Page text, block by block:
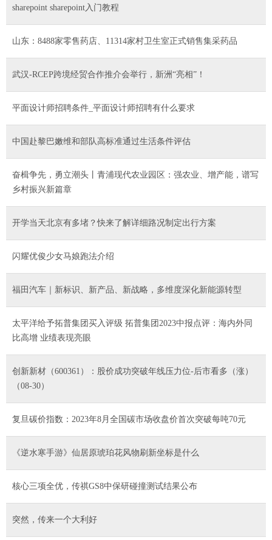
sharepoint sharepoint入门教程
山东：8488家零售药店、11314家村卫生室正式销售集采药品
武汉-RCEP跨境经贸合作推介会举行，新洲“亮相”！
平面设计师招聘条件_平面设计师招聘有什么要求
中国赴黎巴嫩维和部队高标准通过生活条件评估
奋楫争先，勇立潮头丨青浦现代农业园区：强农业、增产能，谱写
乡村振兴新篇章
开学当天北京有多堵？快来了解详细路况制定出行方案
闪耀优俊少女马娘跑法介绍
福田汽车｜新标识、新产品、新战略，多维度深化新能源转型
太平洋给予拓普集团买入评级 拓普集团2023中报点评：海内外同
比高增 业绩表现亮眼
创新新材（600361）：股价成功突破年线压力位-后市看多（涨）
（08-30）
复旦碳价指数：2023年8月全国碳市场收盘价首次突破每吨70元
《逆水寒手游》仙居原琥珀花风物刷新坐标是什么
核心三项全优，传祺GS8中保研碰撞测试结果公布
突然，传来一个大利好